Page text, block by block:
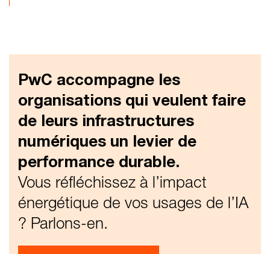
PwC accompagne les
organisations qui veulent faire
de leurs infrastructures
numériques un levier de
performance durable.
Vous réfléchissez à l’impact
énergétique de vos usages de l’IA
? Parlons-en.